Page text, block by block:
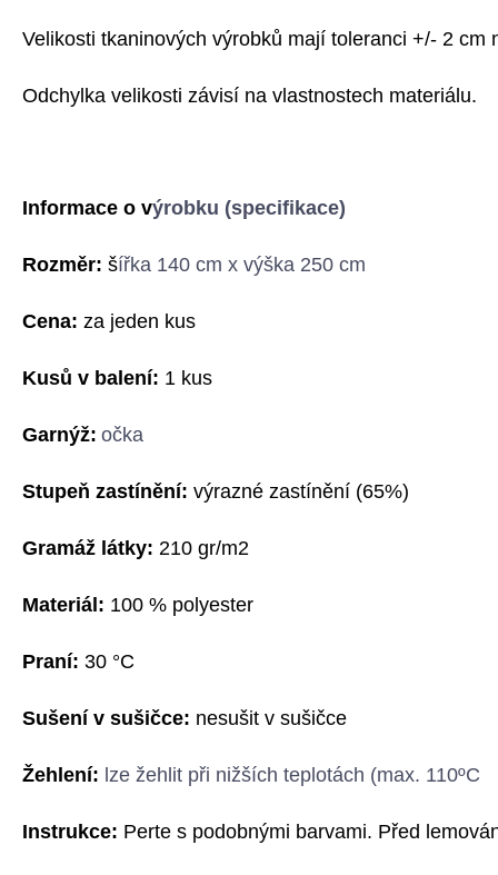
Velikosti tkaninových výrobků mají toleranci +/- 2 cm
Odchylka velikosti závisí na vlastnostech materiálu.
Informace o výrobku (specifikace)
Rozměr: šířka 140 cm x výška 250 cm
Cena: za jeden kus
Kusů v balení: 1 kus
Garnýž: očka
Stupeň zastínění: výrazné zastínění (65%)
Gramáž látky: 210 gr/m2
Materiál: 100 % polyester
Praní: 30 °C
Sušení v sušičce: nesušit v sušičce
Žehlení: ze žehlit při nižších teplotách (max. 110ºC
Instrukce: Perte s podobnými barvami. Před